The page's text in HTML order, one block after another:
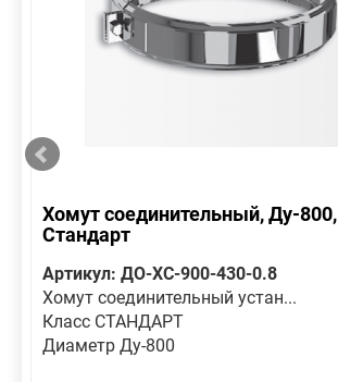
Хомут соединительный, Ду-800,
Стандарт
Артикул: ДО-ХС-900-430-0.8
Хомут соединительный устан...
Класс СТАНДАРТ
Диаметр Ду-800